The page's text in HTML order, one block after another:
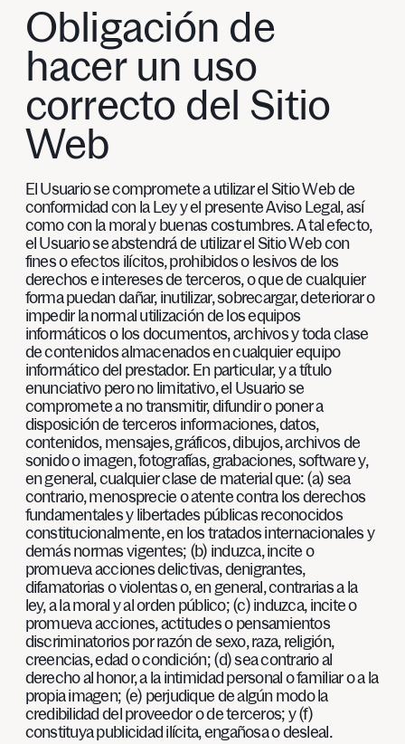
Obligación de
hacer un uso
correcto del Sitio
Web
El Usuario se compromete a utilizar el Sitio Web de
conformidad con la Ley y el presente Aviso Legal, así
como con la moral y buenas costumbres. A tal efecto,
el Usuario se abstendrá de utilizar el Sitio Web con
fines o efectos ilícitos, prohibidos o lesivos de los
derechos e intereses de terceros, o que de cualquier
forma puedan dañar, inutilizar, sobrecargar, deteriorar o
impedir la normal utilización de los equipos
informáticos o los documentos, archivos y toda clase
de contenidos almacenados en cualquier equipo
informático del prestador. En particular, y a título
enunciativo pero no limitativo, el Usuario se
compromete a no transmitir, difundir o poner a
disposición de terceros informaciones, datos,
contenidos, mensajes, gráficos, dibujos, archivos de
sonido o imagen, fotografías, grabaciones, software y,
en general, cualquier clase de material que: (a) sea
contrario, menosprecie o atente contra los derechos
fundamentales y libertades públicas reconocidos
constitucionalmente, en los tratados internacionales y
demás normas vigentes; (b) induzca, incite o
promueva acciones delictivas, denigrantes,
difamatorias o violentas o, en general, contrarias a la
ley, a la moral y al orden público; (c) induzca, incite o
promueva acciones, actitudes o pensamientos
discriminatorios por razón de sexo, raza, religión,
creencias, edad o condición; (d) sea contrario al
derecho al honor, a la intimidad personal o familiar o a la
propia imagen; (e) perjudique de algún modo la
credibilidad del proveedor o de terceros; y (f)
constituya publicidad ilícita, engañosa o desleal.